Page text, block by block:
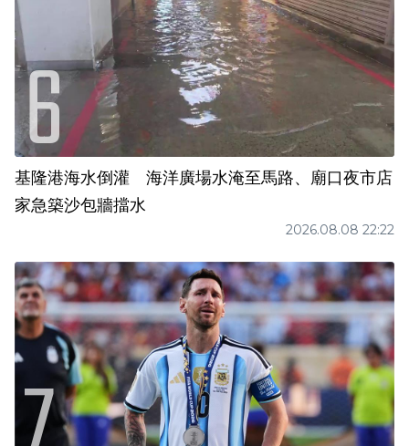
基隆港海水倒灌 海洋廣場水淹至馬路、廟口夜市店
家急築沙包牆擋水
2026.08.08 22:22